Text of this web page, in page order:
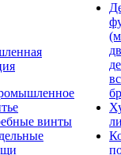
винты